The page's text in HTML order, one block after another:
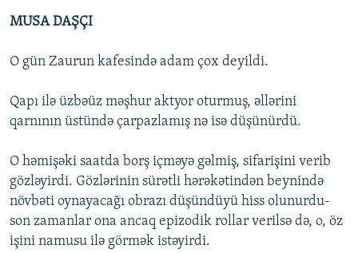
MUSA DAŞÇI
O gün Zaurun kafesində adam çox deyildi.
Qapı ilə üzbəüz məşhur aktyor oturmuş, əllərini
qarnının üstündə çarpazlamış nə isə düşünürdü.
O həmişəki saatda borş içməyə gəlmiş, sifarişini verib
gözləyirdi. Gözlərinin sürətli hərəkətindən beynində
növbəti oynayacağı obrazı düşündüyü hiss olunurdu-
son zamanlar ona ancaq epizodik rollar verilsə də, o, öz
işini namusu ilə görmək istəyirdi.